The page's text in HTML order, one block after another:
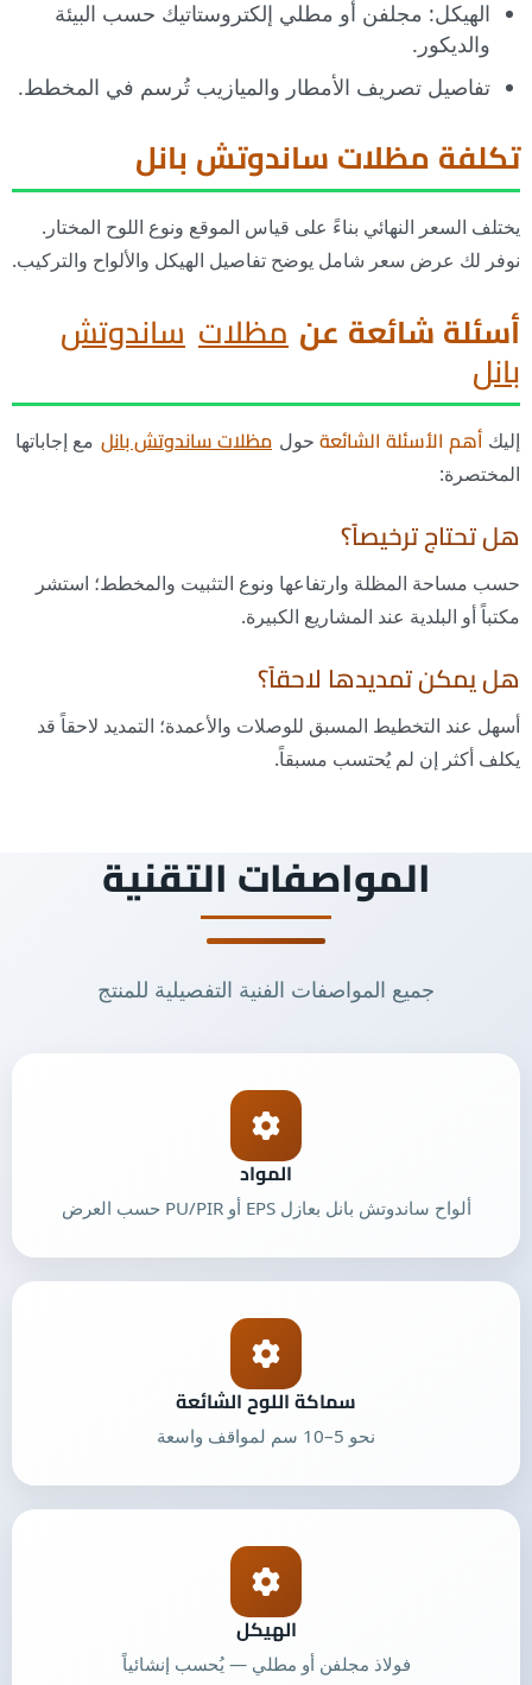
الهيكل: مجلفن أو مطلي إلكتروستاتيك حسب البيئة
والديكور.
تفاصيل تصريف الأمطار والميازيب تُرسم في المخطط.
تكلفة مظلات ساندوتش بانل
يختلف السعر النهائي بناءً على قياس الموقع ونوع اللوح المختار.
نوفر لك عرض سعر شامل يوضح تفاصيل الهيكل والألواح والتركيب.
أسئلة شائعة عن مظلات ساندوتش
بانل
إليك أهم الأسئلة الشائعة حول مظلات ساندوتش بانل مع إجاباتها
المختصرة:
هل تحتاج ترخيصاً؟
حسب مساحة المظلة وارتفاعها ونوع التثبيت والمخطط؛ استشر
مكتباً أو البلدية عند المشاريع الكبيرة.
هل يمكن تمديدها لاحقاً؟
أسهل عند التخطيط المسبق للوصلات والأعمدة؛ التمديد لاحقاً قد
يكلف أكثر إن لم يُحتسب مسبقاً.
المواصفات التقنية
جميع المواصفات الفنية التفصيلية للمنتج
المواد
ألواح ساندوتش بانل بعازل EPS أو PU/PIR حسب العرض
سماكة اللوح الشائعة
نحو 5–10 سم لمواقف واسعة
الهيكل
فولاذ مجلفن أو مطلي — يُحسب إنشائياً